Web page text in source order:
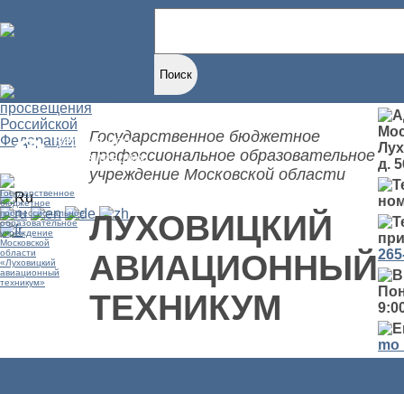
Версия для
слабовидящих
Государственное бюджетное
профессиональное образовательное
учреждение Московской области
ЛУХОВИЦКИЙ
АВИАЦИОННЫЙ
ТЕХНИКУМ
д.